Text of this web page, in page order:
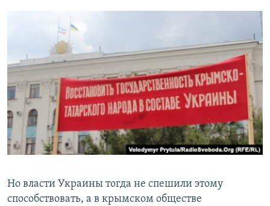
Но власти Украины тогда не спешили этому
способствовать, а в крымском обществе